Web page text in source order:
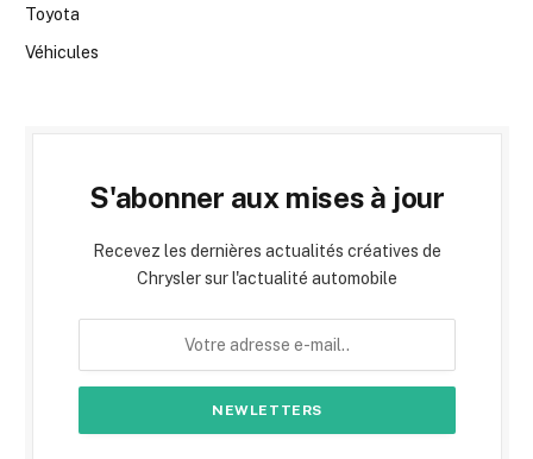
Toyota
Véhicules
S'abonner aux mises à jour
Recevez les dernières actualités créatives de
Chrysler sur l'actualité automobile